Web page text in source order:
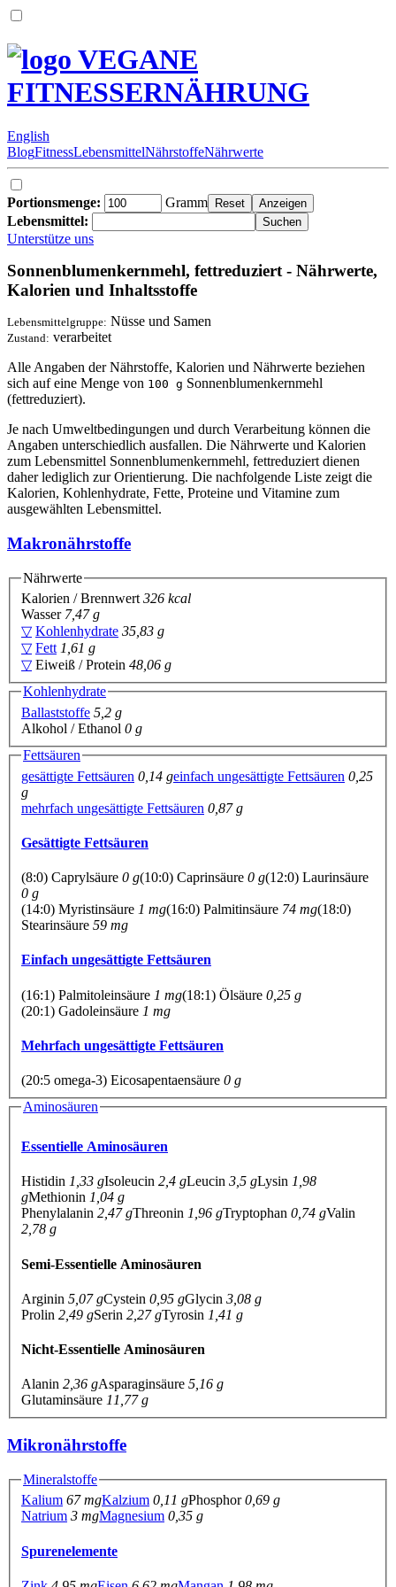
VEGANE
FITNESSERNÄHRUNG
English
BlogFitnessLebensmittelNährstoffeNährwerte
Portionsmenge:
Gramm
Lebensmittel:
Unterstütze uns
Sonnenblumenkernmehl, fettreduziert - Nährwerte,
Kalorien und Inhaltsstoffe
Lebensmittelgruppe: Nüsse und Samen
Zustand: verarbeitet
Alle Angaben der Nährstoffe, Kalorien und Nährwerte beziehen
sich auf eine Menge von 100 g Sonnenblumenkernmehl
(fettreduziert).
Je nach Umweltbedingungen und durch Verarbeitung können die
Angaben unterschiedlich ausfallen. Die Nährwerte und Kalorien
zum Lebensmittel Sonnenblumenkernmehl, fettreduziert dienen
daher lediglich zur Orientierung. Die nachfolgende Liste zeigt die
Kalorien, Kohlenhydrate, Fette, Proteine und Vitamine zum
ausgewählten Lebensmittel.
Makronährstoffe
Nährwerte
Kalorien / Brennwert326 kcal
Wasser 7,47 g
▽ Kohlenhydrate 35,83 g
▽ Fett 1,61 g
▽ Eiweiß / Protein 48,06 g
Kohlenhydrate
Ballaststoffe 5,2 g
Alkohol / Ethanol 0 g
Fettsäuren
gesättigte Fettsäuren 0,14 geinfach ungesättigte Fettsäuren 0,25
g
mehrfach ungesättigte Fettsäuren 0,87 g
Gesättigte Fettsäuren
(8:0) Caprylsäure 0 g(10:0) Caprinsäure 0 g(12:0) Laurinsäure
0 g
(14:0) Myristinsäure 1 mg(16:0) Palmitinsäure 74 mg(18:0)
Stearinsäure 59 mg
Einfach ungesättigte Fettsäuren
(16:1) Palmitoleinsäure 1 mg(18:1) Ölsäure 0,25 g
(20:1) Gadoleinsäure 1 mg
Mehrfach ungesättigte Fettsäuren
(20:5 omega-3) Eicosapentaensäure 0 g
Aminosäuren
Essentielle Aminosäuren
Histidin 1,33 gIsoleucin 2,4 gLeucin 3,5 gLysin 1,98
gMethionin 1,04 g
Phenylalanin 2,47 gThreonin 1,96 gTryptophan 0,74 gValin
2,78 g
Semi-Essentielle Aminosäuren
Arginin 5,07 gCystein 0,95 gGlycin 3,08 g
Prolin 2,49 gSerin 2,27 gTyrosin 1,41 g
Nicht-Essentielle Aminosäuren
Alanin 2,36 gAsparaginsäure 5,16 g
Glutaminsäure 11,77 g
Mikronährstoffe
Mineralstoffe
Kalium 67 mgKalzium 0,11 gPhosphor0,69 g
Natrium 3 mgMagnesium 0,35 g
Spurenelemente